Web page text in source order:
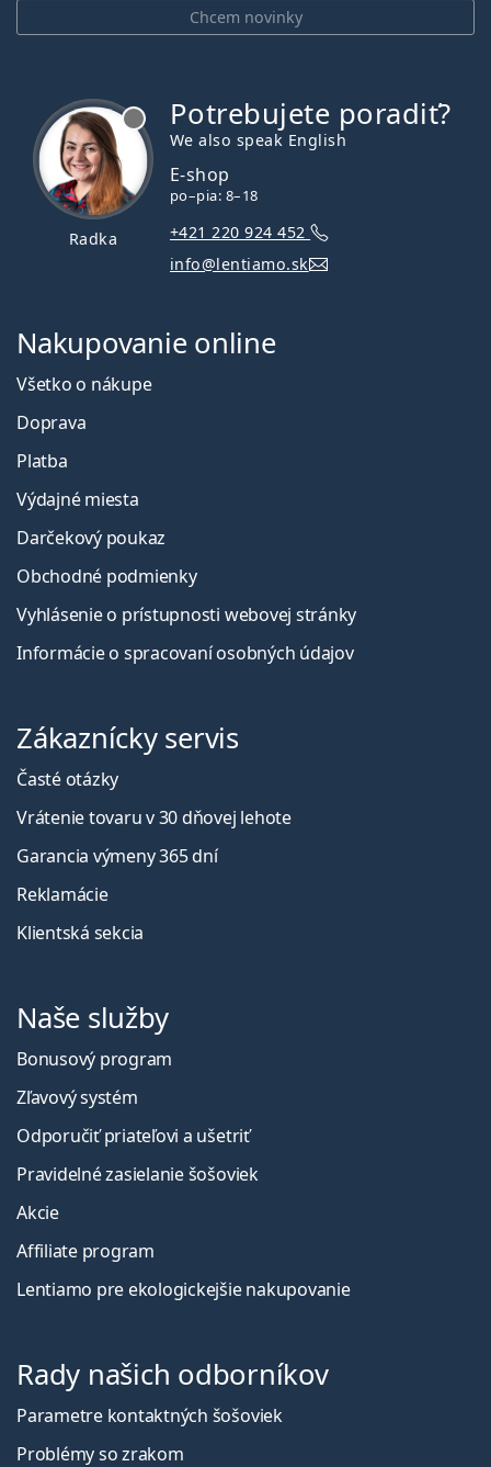
Chcem novinky
Radka
Potrebujete poradiť?
We also speak English
E-shop
po–pia: 8–18
+421 220 924 452
info@lentiamo.sk
Nakupovanie online
Všetko o nákupe
Doprava
Platba
Výdajné miesta
Darčekový poukaz
Obchodné podmienky
Vyhlásenie o prístupnosti webovej stránky
Informácie o spracovaní osobných údajov
Zákaznícky servis
Časté otázky
Vrátenie tovaru v 30 dňovej lehote
Garancia výmeny 365 dní
Reklamácie
Klientská sekcia
Naše služby
Bonusový program
Zľavový systém
Odporučiť priateľovi a ušetriť
Pravidelné zasielanie šošoviek
Akcie
Affiliate program
Lentiamo pre ekologickejšie nakupovanie
Rady našich odborníkov
Parametre kontaktných šošoviek
Problémy so zrakom